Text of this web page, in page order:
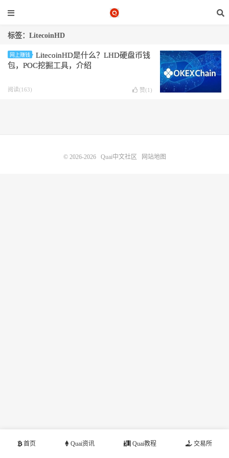
标签：LitecoinHD
网上赚钱
LitecoinHD是什么？LHD硬盘币钱
包，POC挖掘工具，介绍
阅读(163) 赞(1 )
首页 Quai资讯 Quai教程 交易所
© 2026-2026 Quai中文社区 网站地图